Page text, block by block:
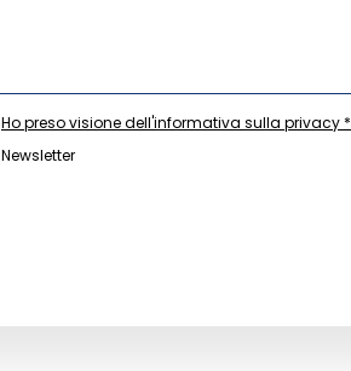
Ho preso visione dell'informativa sulla privacy *
Newsletter